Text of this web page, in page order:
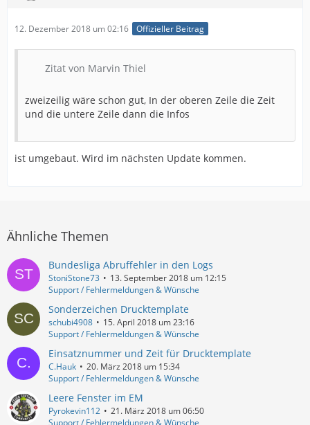
12. Dezember 2018 um 02:16 Offizieller Beitrag
Zitat von Marvin Thiel
zweizeilig wäre schon gut, In der oberen Zeile die Zeit
und die untere Zeile dann die Infos
ist umgebaut. Wird im nächsten Update kommen.
Ähnliche Themen
Bundesliga Abruffehler in den Logs
StoniStone73
13. September 2018 um 12:15
Support / Fehlermeldungen & Wünsche
Sonderzeichen Drucktemplate
schubi4908
15. April 2018 um 23:16
Support / Fehlermeldungen & Wünsche
Einsatznummer und Zeit für Drucktemplate
C.Hauk
20. März 2018 um 15:34
Support / Fehlermeldungen & Wünsche
Leere Fenster im EM
Pyrokevin112
21. März 2018 um 06:50
Support / Fehlermeldungen & Wünsche